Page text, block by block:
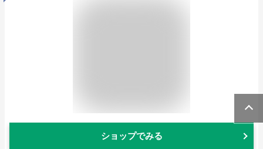
ショップでみる